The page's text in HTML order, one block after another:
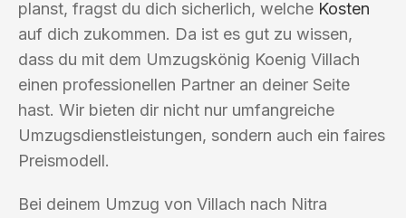
planst, fragst du dich sicherlich, welche Kosten
auf dich zukommen. Da ist es gut zu wissen,
dass du mit dem Umzugskönig Koenig Villach
einen professionellen Partner an deiner Seite
hast. Wir bieten dir nicht nur umfangreiche
Umzugsdienstleistungen, sondern auch ein faires
Preismodell.
Bei deinem Umzug von Villach nach Nitra